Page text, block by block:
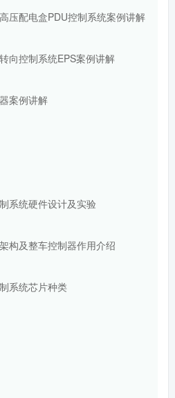
压配电盒PDU控制系统案例讲解
向控制系统EPS案例讲解
案例讲解
系统硬件设计及实验
构及整车控制器作用介绍
系统芯片种类